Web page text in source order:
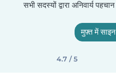
सभी सदस्यों द्वारा अनिवार्य
मुफ़्त में
4.7 / 5